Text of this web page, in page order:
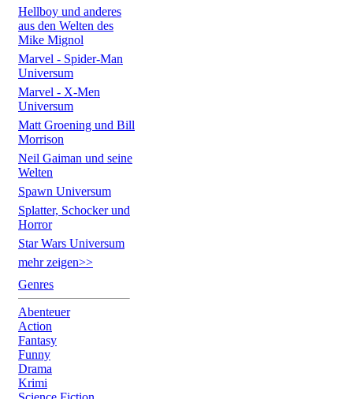
Hellboy und anderes
aus den Welten des
Mike Mignol
Marvel - Spider-Man
Universum
Marvel - X-Men
Universum
Matt Groening und Bill
Morrison
Neil Gaiman und seine
Welten
Spawn Universum
Splatter, Schocker und
Horror
Star Wars Universum
mehr zeigen>>
Genres
Abenteuer
Action
Fantasy
Funny
Drama
Krimi